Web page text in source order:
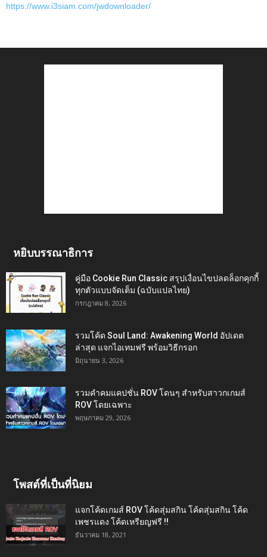
https://www.i3siam.com/jwdownloader/
หยิบบรรณาธิการ
คู่มือ Cookie Run Classic สรุปเงื่อนไขปลดล็อกคุกกี้
ทุกตัวแบบจัดเต็ม (ฉบับแปลไทย)
กรกฎาคม 8, 2026
รวมโค้ด Soul Land: Awakening World อัปเดต
ล่าสุด แจกไอเทมฟรี พร้อมวิธีกรอก
มิถุนายน 3, 2026
รวมคำคมแคปชั่น ROV โดนๆ สำหรับสาวกเกมส์
ROV โดยเฉพาะ
พฤษภาคม 29, 2026
โพสต์ที่เป็นที่นิยม
แจกโค้ดเกมส์ ROV โค้ดสุ่มสกิน โค้ดสุ่มสกิน โค้ด
เพชรแดง โค้ดเหรียญฟรี !!
ธันวาคม 18, 2021